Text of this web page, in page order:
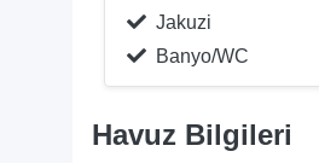
Jakuzi
Banyo/WC
Havuz Bilgileri